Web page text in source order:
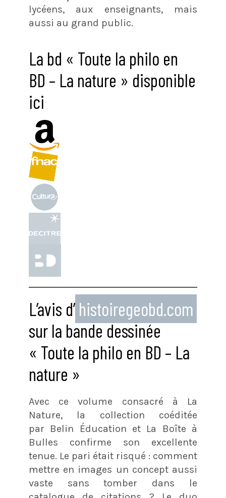
lycéens, aux enseignants, mais
aussi au grand public.
La bd « Toute la philo en
BD – La nature » disponible
ici
L’avis d’ histoiregeobd.com
sur la bande dessinée
« Toute la philo en BD – La
nature »
Avec ce volume consacré à La
Nature, la collection coéditée
par Belin Éducation et La Boîte à
Bulles confirme son excellente
tenue. Le pari était risqué : comment
mettre en images un concept aussi
vaste sans tomber dans le